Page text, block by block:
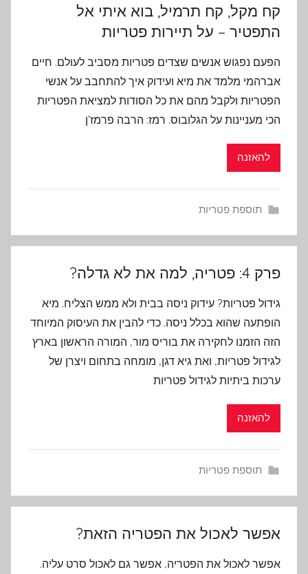
קח מקל, קח תרמיל, בוא איתי אל
התפטיר – על תיירות פטריות
הפעם נפגוש אנשים שצדים פטריות מסביב לעולם. חיים
אברהמי מלמד את מיא ועידוק איך להתחבב על אנשי
הפטריות ולקבל מהם את כל הסודות למציאת הפטריות
הכי מעניינות על הגלובוס. רמז: הרבה פרמז'ן
להאזנה
תוספת פטריות
פרק 4: פטריה, למה את לא גדלה?
גידול פטריות? עידוק ניסה בבית ולא ממש הצליח. מיא
הופתעה שהוא בכלל ניסה. כדי להבין את העיסוק המיוחד
הזה הזמנו לחקירה את בוריס מור, המורה הראשון בארץ
לגידול פטריות, ואת גיא דגן, מומחה בתחום ויצרן של
ערכות ביתיות לגידול פטריות
להאזנה
תוספת פטריות
אפשר לאכול את הפטריה הזאת?
אפשר לאכול את הפטריה, אפשר גם לאכול סרט עליה.